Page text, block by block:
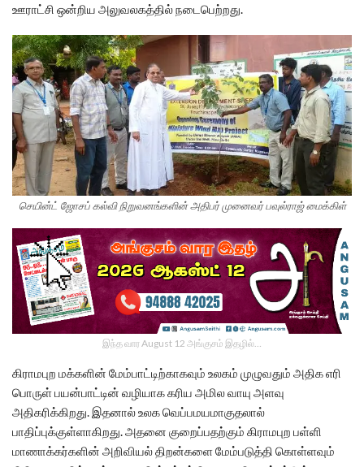
ஊராட்சி ஒன்றிய அலுவலகத்தில் நடைபெற்றது.
செயின்ட் ஜோசப் கல்வி நிறுவனங்களின் அதிபர் முனைவர் பவுல்ராஜ் மைக்கிள்
இந்த வார August 12 அங்குசம் இதழில்…
கிராமபுற மக்களின் மேம்பாட்டிற்காகவும் உலகம் முழுவதும் அதிக எரி
பொருள் பயன்பாட்டின் வழியாக கரிய அமில வாயு அளவு
அதிகரிக்கிறது. இதனால் உலக வெப்பமயமாகுதலால்
பாதிப்புக்குள்ளாகிறது. அதனை குறைப்பதற்கும் கிராமபுற பள்ளி
மாணாக்கர்களின் அறிவியல் திறன்களை மேம்படுத்தி கொள்ளவும்